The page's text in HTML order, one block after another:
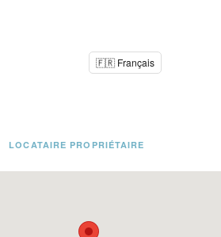
🇫🇷 Français
LOCATAIRE PROPRIÉTAIRE